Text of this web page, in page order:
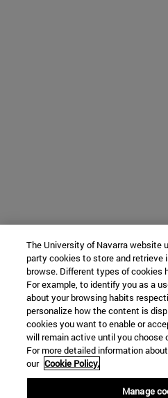
The University of Navarra website
party cookies to store and retrieve
browse. Different types of cookies
For example, to identify you as a
about your browsing habits
personalize how the content is
cookies you want to enable or
will remain active until you choose
For more detailed information
our Cookie Policy.
Manage